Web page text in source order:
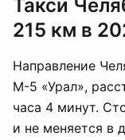
Такси
215 км в
Направление
М-5 «Урал»,
часа 4 минут.
и не меняется в